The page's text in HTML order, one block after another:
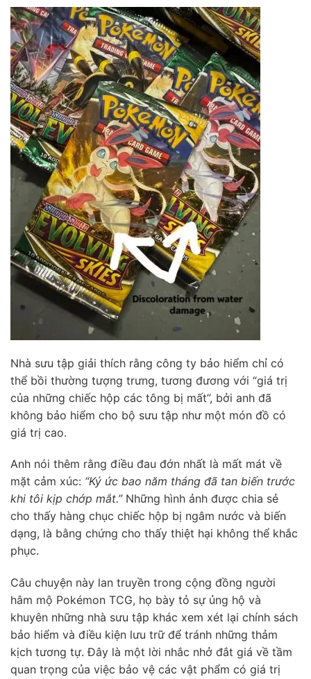
Nhà sưu tập giải thích rằng công ty bảo hiểm chỉ có
thể bồi thường tượng trưng, tương đương với “giá trị
của những chiếc hộp các tông bị mất”, bởi anh đã
không bảo hiểm cho bộ sưu tập như một món đồ có
giá trị cao.
Anh nói thêm rằng điều đau đớn nhất là mất mát về
mặt cảm xúc: “Ký ức bao năm tháng đã tan biến trước
khi tôi kịp chớp mắt.”Những hình ảnh được chia sẻ
cho thấy hàng chục chiếc hộp bị ngâm nước và biến
dạng, là bằng chứng cho thấy thiệt hại không thể khắc
phục.
Câu chuyện này lan truyền trong cộng đồng người
hâm mộ Pokémon TCG, họ bày tỏ sự ủng hộ và
khuyên những nhà sưu tập khác xem xét lại chính sách
bảo hiểm và điều kiện lưu trữ để tránh những thảm
kịch tương tự. Đây là một lời nhắc nhở đắt giá về tầm
quan trọng của việc bảo vệ các vật phẩm có giá trị